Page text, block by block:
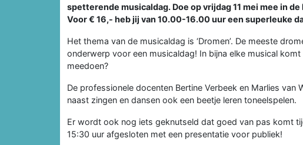
spetterende musicaldag. Doe op vrijdag 11 mei mee in
Voor € 16,- heb jij van 10.00-16.00 uur een superleuke
Het thema van de musicaldag is ‘Dromen’. De meeste
onderwerp voor een musicaldag! In bijna elke musical
meedoen?
De professionele docenten Bertine Verbeek en Marlies van
naast zingen en dansen ook een beetje leren toneelspelen.
Er wordt ook nog iets geknutseld dat goed van pas komt
15:30 uur afgesloten met een presentatie voor publiek!